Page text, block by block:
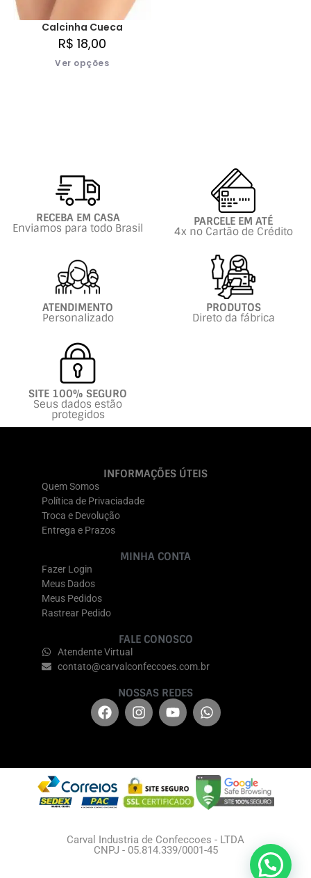
Calcinha Cueca
R$ 18,00
Ver opções
RECEBA EM CASA
Enviamos para todo Brasil PARCELE EM ATÉ
4x no Cartão de Crédito
ATENDIMENTO
Personalizado
PRODUTOS
Direto da fábrica
SITE 100% SEGURO
Seus dados estão
protegidos
INFORMAÇÕES ÚTEIS
Quem Somos
Política de Privaciadade
Troca e Devolução
Entrega e Prazos
MINHA CONTA
Fazer Login
Meus Dados
Meus Pedidos
Rastrear Pedido
FALE CONOSCO
Atendente Virtual
contato@carvalconfeccoes.com.br
NOSSAS REDES
Carval Industria de Confeccoes - LTDA
CNPJ - 05.814.339/0001-45